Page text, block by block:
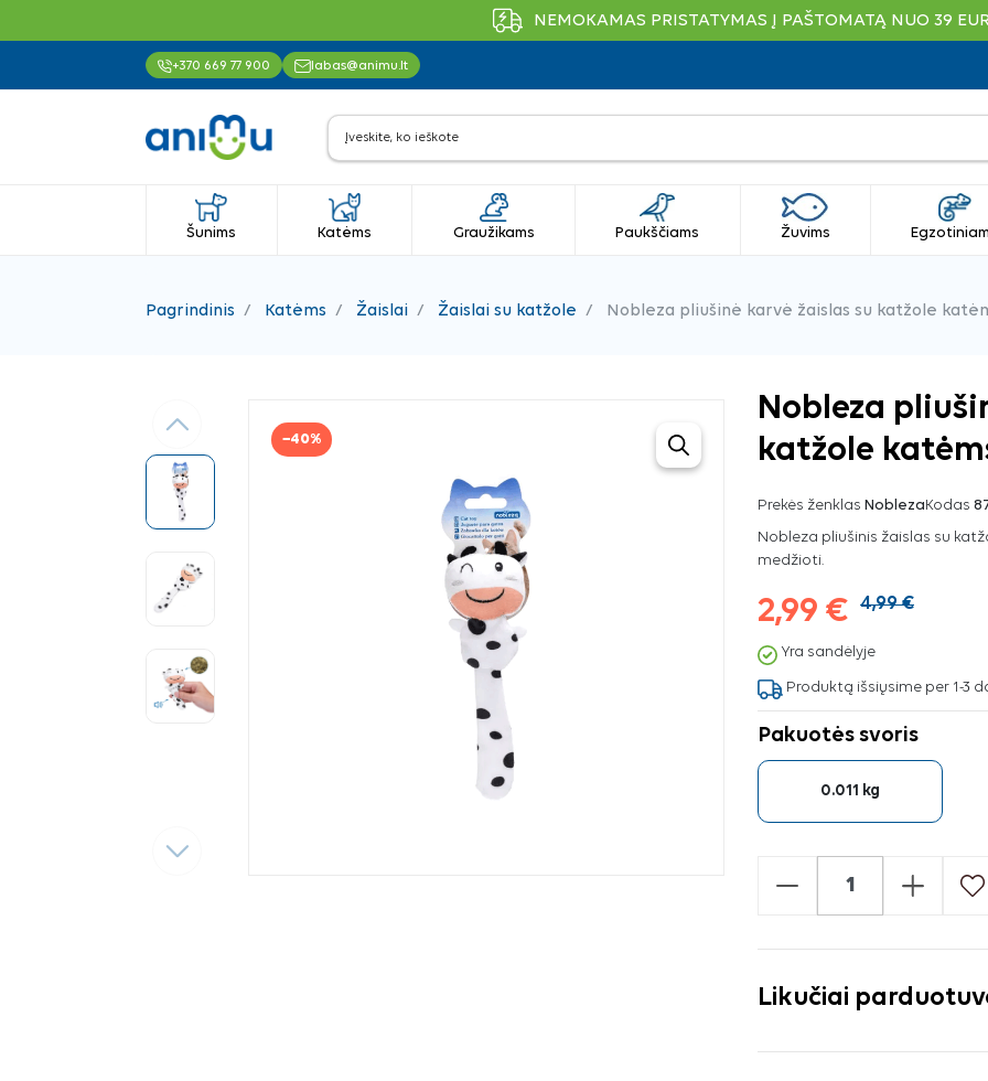
NEMOKAMAS PRISTATYMAS Į PAŠTOMATĄ NUO 39
+370 669 77 900 labas@animu.lt
Šunims Katėms Graužikams Paukščiams Žuvims
Pagrindinis Katėms Žaislai Žaislai su katžole Nobleza pliušinė karvė žaislas su katžole
−40%
Ankstesnis
Tęsti
Nobleza
katžole
Prekės ženklas NoblezaKodas
Nobleza pliušinis žaislas su
medžioti.
2,99 € 4,99 €
Yra sandėlyje
Produktą išsiųsime per 1-3
Pakuotės svoris
0.011 kg
- +
Likučiai